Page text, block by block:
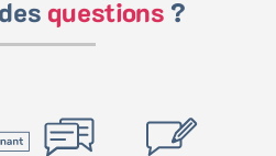
questions ?